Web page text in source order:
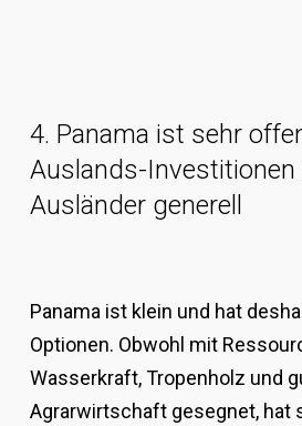
4. Panama ist sehr
Auslands-Investitionen
Ausländer generell
Panama ist klein und hat
Optionen. Obwohl mit
Wasserkraft, Tropenholz und
Agrarwirtschaft gesegnet, hat